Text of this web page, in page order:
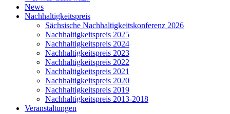
News
Nachhaltigkeitspreis
Sächsische Nachhaltigkeitskonferenz 2026
Nachhaltigkeitspreis 2025
Nachhaltigkeitspreis 2024
Nachhaltigkeitspreis 2023
Nachhaltigkeitspreis 2022
Nachhaltigkeitspreis 2021
Nachhaltigkeitspreis 2020
Nachhaltigkeitspreis 2019
Nachhaltigkeitspreis 2013-2018
Veranstaltungen